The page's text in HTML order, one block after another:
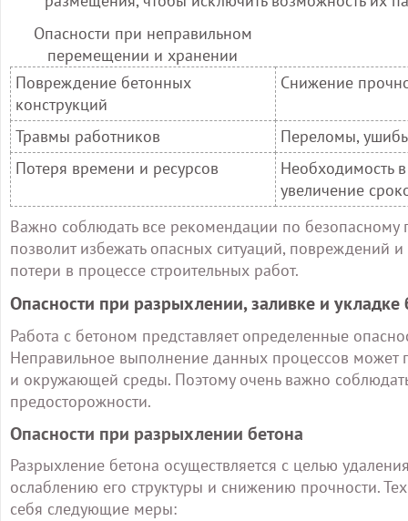
Опасности при неправильном
перемещении и хранении
Повреждение бетонных
конструкций
Снижение
Травмы работников
Переломы,
Потеря времени и ресурсов
Необходимость
увеличение
Важно соблюдать все рекомендации по
позволит избежать опасных ситуаций, повреждений
потери в процессе строительных работ.
Опасности при разрыхлении, заливке и укладке
Работа с бетоном представляет определенные
Неправильное выполнение данных процессов может
и окружающей среды. Поэтому очень важно
предосторожности.
Опасности при разрыхлении бетона
Разрыхление бетона осуществляется с целью
ослаблению его структуры и снижению прочности.
себя следующие меры: